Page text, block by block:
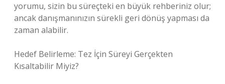
yorumu, sizin bu süreçteki en büyük rehberiniz olur;
ancak danışmanınızın sürekli geri dönüş yapması da
zaman alabilir.
Hedef Belirleme: Tez İçin Süreyi Gerçekten
Kısaltabilir Miyiz?